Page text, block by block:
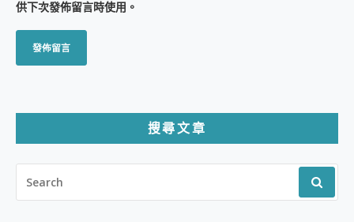
供下次發佈留言時使用。
搜尋文章
FOR: